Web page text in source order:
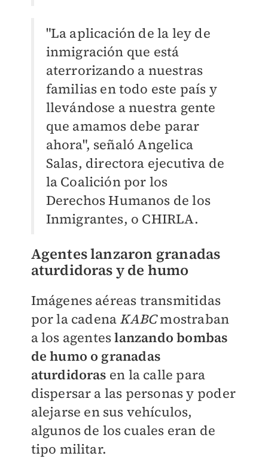
"La aplicación de la ley de
inmigración que está
aterrorizando a nuestras
familias en todo este país y
llevándose a nuestra gente
que amamos debe parar
ahora", señaló Angelica
Salas, directora ejecutiva de
la Coalición por los
Derechos Humanos de los
Inmigrantes, o CHIRLA.
Agentes lanzaron granadas
aturdidoras y de humo
Imágenes aéreas transmitidas
por la cadena KABCmostraban
a los agenteslanzando bombas
de humo o granadas
aturdidoras en la calle para
dispersar a las personas y poder
alejarse en sus vehículos,
algunos de los cuales eran de
tipo militar.